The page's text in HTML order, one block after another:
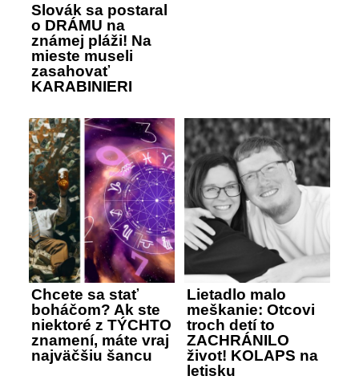
Slovák sa postaral
o DRÁMU na
známej pláži! Na
mieste museli
zasahovať
KARABINIERI
Chcete sa stať
boháčom? Ak ste
niektoré z TÝCHTO
znamení, máte vraj
najväčšiu šancu
Lietadlo malo
meškanie: Otcovi
troch detí to
ZACHRÁNILO
život! KOLAPS na
letisku